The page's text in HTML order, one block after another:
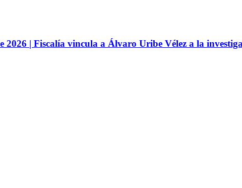
2026 | Fiscalía vincula a Álvaro Uribe Vélez a la